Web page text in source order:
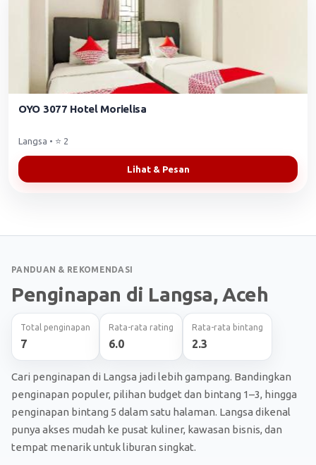
OYO 3077 Hotel Morielisa
Langsa • ⭐ 2
Lihat & Pesan
PANDUAN & REKOMENDASI
Penginapan di Langsa, Aceh
Total penginapan
7
Rata-rata rating
6.0
Rata-rata bintang
2.3
Cari penginapan di Langsa jadi lebih gampang. Bandingkan
penginapan populer, pilihan budget dan bintang 1–3, hingga
penginapan bintang 5 dalam satu halaman. Langsa dikenal
punya akses mudah ke pusat kuliner, kawasan bisnis, dan
tempat menarik untuk liburan singkat.